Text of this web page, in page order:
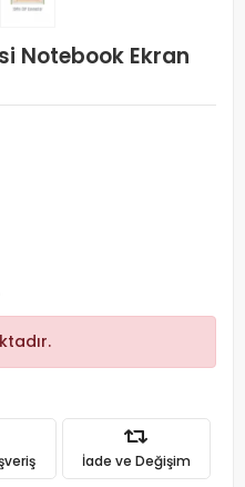
Notebook Ekran
İade ve Değişim